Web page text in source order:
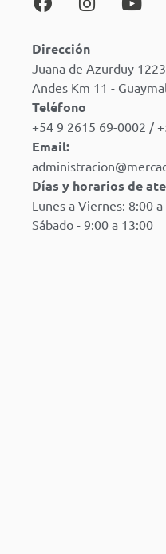
Dirección
Juana de Azurduy
Andes Km 11 -
Teléfono
+54 9 2615 69-0002 /
Email:
Días y horarios de
Lunes a Viernes: 8:00
Sábado - 9:00 a 13:00